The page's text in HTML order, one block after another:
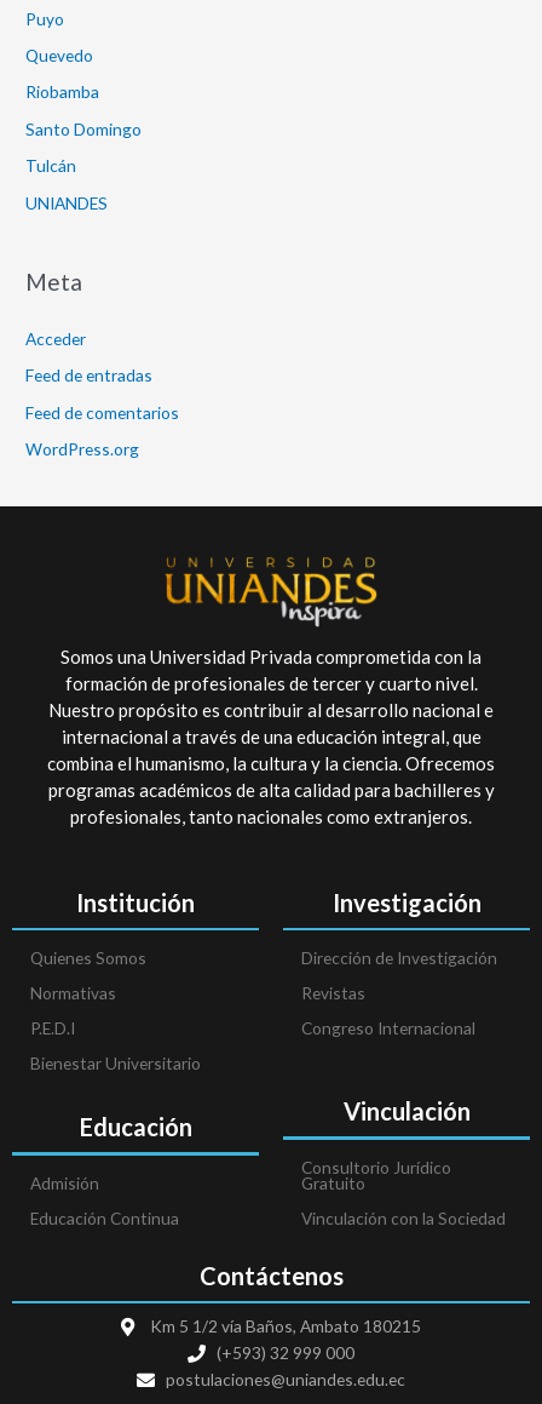
Puyo
Quevedo
Riobamba
Santo Domingo
Tulcán
UNIANDES
Meta
Acceder
Feed de entradas
Feed de comentarios
WordPress.org
Somos una Universidad Privada comprometida con la
formación de profesionales de tercer y cuarto nivel.
Nuestro propósito es contribuir al desarrollo nacional e
internacional a través de una educación integral, que
combina el humanismo, la cultura y la ciencia. Ofrecemos
programas académicos de alta calidad para bachilleres y
profesionales, tanto nacionales como extranjeros.
Institución
Quienes Somos
Normativas
P.E.D.I
Bienestar Universitario
Educación
Admisión
Educación Continua
Investigación
Dirección de Investigación
Revistas
Congreso Internacional
Vinculación
Consultorio Jurídico
Gratuito
Vinculación con la Sociedad
Contáctenos
Km 5 1/2 vía Baños, Ambato 180215
(+593) 32 999 000
postulaciones@uniandes.edu.ec